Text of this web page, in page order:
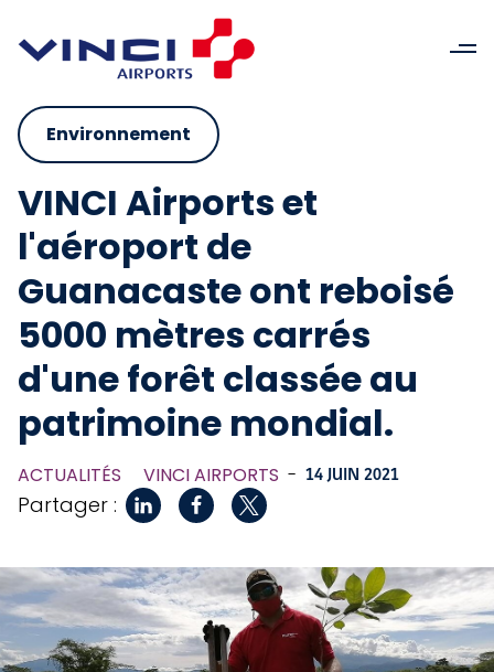
Environnement
VINCI Airports et
l'aéroport de
Guanacaste ont reboisé
5000 mètres carrés
d'une forêt classée au
patrimoine mondial.
ACTUALITÉS VINCI AIRPORTS - 14 JUIN 2021
Partager :